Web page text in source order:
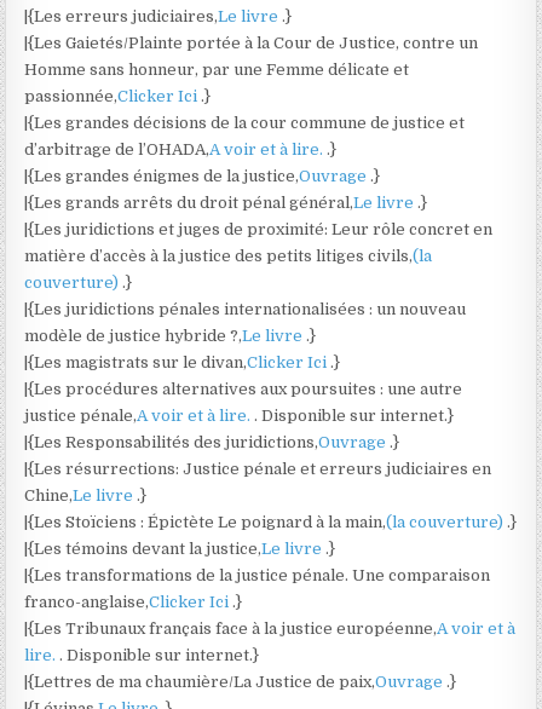
|{Les erreurs judiciaires,Le livre .}
|{Les Gaietés/Plainte portée à la Cour de Justice, contre un
Homme sans honneur, par une Femme délicate et
passionnée,Clicker Ici .}
|{Les grandes décisions de la cour commune de justice et
d’arbitrage de l’OHADA,A voir et à lire. .}
|{Les grandes énigmes de la justice,Ouvrage .}
|{Les grands arrêts du droit pénal général,Le livre .}
|{Les juridictions et juges de proximité: Leur rôle concret en
matière d’accès à la justice des petits litiges civils,(la
couverture) .}
|{Les juridictions pénales internationalisées : un nouveau
modèle de justice hybride ?,Le livre .}
|{Les magistrats sur le divan,Clicker Ici .}
|{Les procédures alternatives aux poursuites : une autre
justice pénale,A voir et à lire. . Disponible sur internet.}
|{Les Responsabilités des juridictions,Ouvrage .}
|{Les résurrections: Justice pénale et erreurs judiciaires en
Chine,Le livre .}
|{Les Stoïciens : Épictète Le poignard à la main,(la couverture) .}
|{Les témoins devant la justice,Le livre .}
|{Les transformations de la justice pénale. Une comparaison
franco-anglaise,Clicker Ici .}
|{Les Tribunaux français face à la justice européenne,A voir et à
lire. . Disponible sur internet.}
|{Lettres de ma chaumière/La Justice de paix,Ouvrage .}